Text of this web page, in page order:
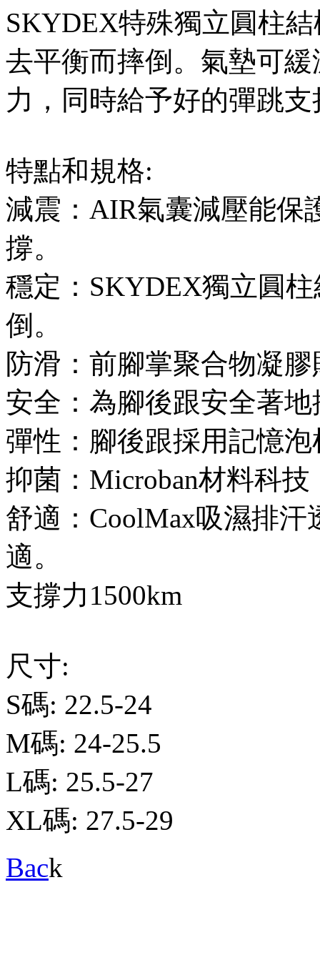
SKYDEX特殊獨立圓柱
去平衡而摔倒。氣墊可
力，同時給予好的彈跳支
特點和規格:
減震：AIR氣囊減壓能保
撐。
穩定：SKYDEX獨立圓
倒。
防滑：前腳掌聚合物凝
安全：為腳後跟安全著
彈性：腳後跟採用記憶
抑菌：Microban材料科
舒適：CoolMax吸濕排
適。
支撐力1500km
尺寸:
S碼: 22.5-24
M碼: 24-25.5
L碼: 25.5-27
XL碼: 27.5-29
Back